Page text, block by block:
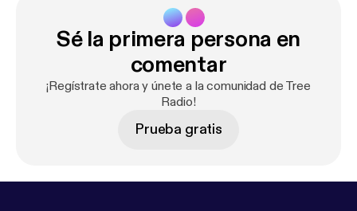
Sé la primera persona en
comentar
¡Regístrate ahora y únete a la comunidad de Tree
Radio!
Prueba gratis